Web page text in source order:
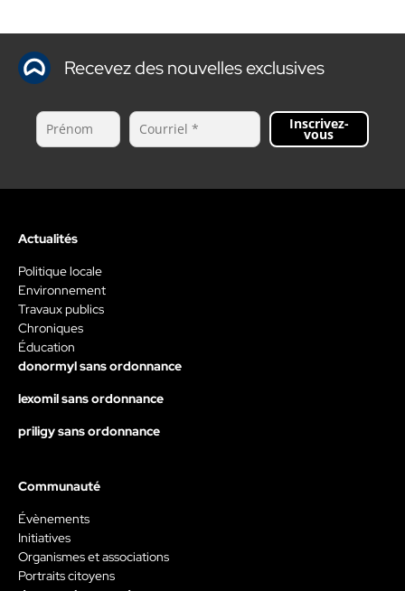
Recevez des nouvelles exclusives
Inscrivez-
vous
Actualités
Politique locale
Environnement
Travaux publics
Chroniques
Éducation
donormyl sans ordonnance
lexomil sans ordonnance
priligy sans ordonnance
Communauté
Évènements
Initiatives
Organismes et associations
Portraits citoyens